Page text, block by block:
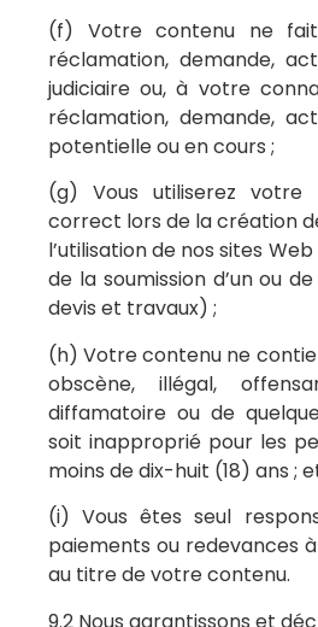
(f) Votre contenu ne fait
réclamation, demande,
judiciaire ou, à votre
réclamation, demande,
potentielle ou en cours ;
(g) Vous utiliserez
correct lors de la création
l’utilisation de nos sites
de la soumission d’un ou
devis et travaux) ;
(h) Votre contenu ne
obscène, illégal,
diffamatoire ou de
soit inapproprié pour les
moins de dix-huit (18) ans ;
(i) Vous êtes seul
paiements ou redevances
au titre de votre contenu.
9.2 Nous garantissons et